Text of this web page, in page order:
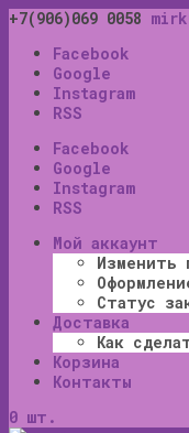
+7(906)069 0058
Facebook
Google
Instagram
RSS
Facebook
Google
Instagram
RSS
Мой аккаунт
Изменить
Статус
Доставка
Как
Корзина
Контакты
0 шт.